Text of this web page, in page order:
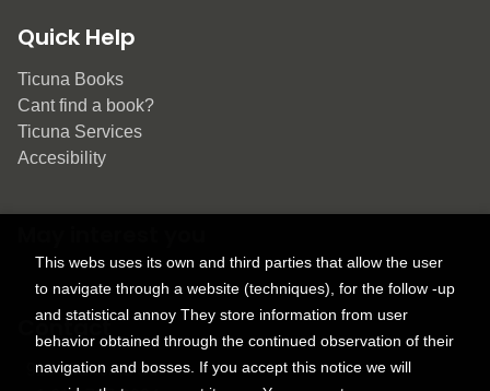
Quick Help
Ticuna Books
Cant find a book?
Ticuna Services
Accesibility
Contact
9150 Tahoma St.
This webs uses its own and third parties that allow the user
to navigate through a website (techniques), for the follow -up
and statistical annoy They store information from user
behavior obtained through the continued observation of their
navigation and bosses. If you accept this notice we will